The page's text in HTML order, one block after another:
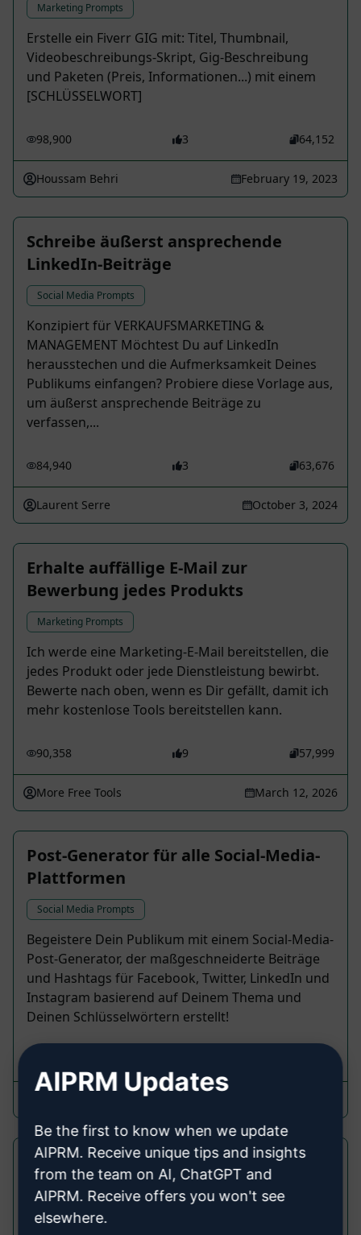
Marketing Prompts
Erstelle ein Fiverr GIG mit: Titel, Thumbnail,
Videobeschreibungs-Skript, Gig-Beschreibung
und Paketen (Preis, Informationen...) mit einem
[SCHLÜSSELWORT]
98,900 3 64,152
Houssam Behri February 19, 2023
Schreibe äußerst ansprechende
LinkedIn-Beiträge
Social Media Prompts
Konzipiert für VERKAUFSMARKETING &
MANAGEMENT Möchtest Du auf LinkedIn
herausstechen und die Aufmerksamkeit Deines
Publikums einfangen? Probiere diese Vorlage aus,
um äußerst ansprechende Beiträge zu
verfassen,...
84,940 3 63,676
Laurent Serre October 3, 2024
Erhalte auffällige E-Mail zur
Bewerbung jedes Produkts
Marketing Prompts
Ich werde eine Marketing-E-Mail bereitstellen, die
jedes Produkt oder jede Dienstleistung bewirbt.
Bewerte nach oben, wenn es Dir gefällt, damit ich
mehr kostenlose Tools bereitstellen kann.
90,358 9 57,999
More Free Tools March 12, 2026
Post-Generator für alle Social-Media-
Plattformen
Social Media Prompts
Begeistere Dein Publikum mit einem Social-Media-
Post-Generator, der maßgeschneiderte Beiträge
und Hashtags für Facebook, Twitter, LinkedIn und
Instagram basierend auf Deinem Thema und
Deinen Schlüsselwörtern erstellt!
Facebook-Anzeigen: Primärtext,
Überschrift, Beschreibung
Social Media Prompts
AIPRM Updates
Be the first to know when we update
AIPRM. Receive unique tips and insights
from the team on AI, ChatGPT and
AIPRM. Receive offers you won't see
elsewhere.